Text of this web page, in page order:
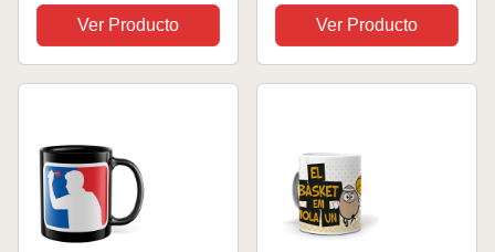
logotipo de la NBA
(blanco)
Ver Producto
Jordan AIR NBA) -
Cerámica 355ml
Ver Producto